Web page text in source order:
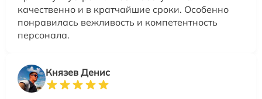
качественно и в кратчайшие сроки. Особенно
понравилась вежливость и компетентность
персонала.
Князев Денис